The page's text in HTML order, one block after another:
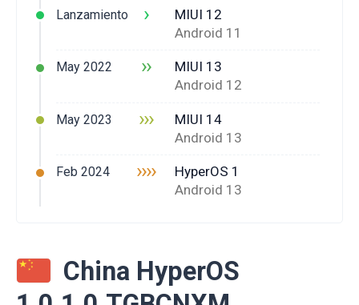
Lanzamiento ›
MIUI 12
Android 11
May 2022 ››
MIUI 13
Android 12
May 2023 ›››
MIUI 14
Android 13
Feb 2024 ››››
HyperOS 1
Android 13
China HyperOS